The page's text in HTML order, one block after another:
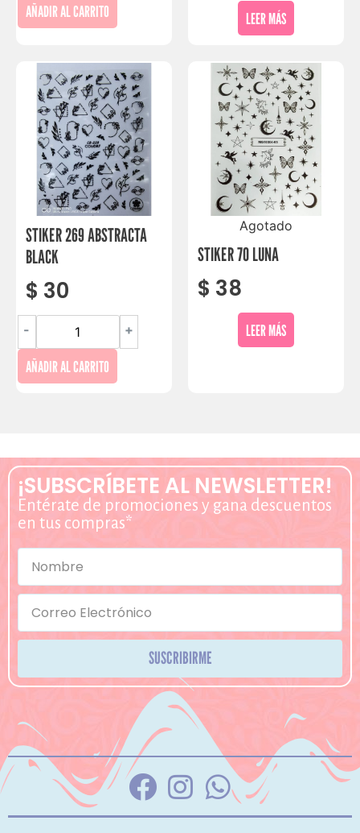
AÑADIR AL CARRITO LEER MÁS
STIKER 269 ABSTRACTA
BLACK
$ 30
- +
AÑADIR AL CARRITO
Agotado
STIKER 70 LUNA
$ 38
LEER MÁS
¡SUBSCRÍBETE AL NEWSLETTER!
Entérate de promociones y gana descuentos
en tus compras*
SUSCRIBIRME